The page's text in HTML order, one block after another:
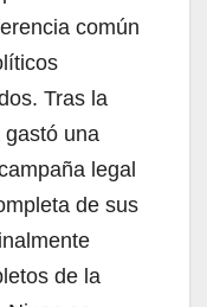
común
Tras la
gastó una
legal
de sus
de la